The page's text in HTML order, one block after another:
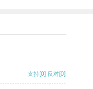
支持[0] 反对[0]